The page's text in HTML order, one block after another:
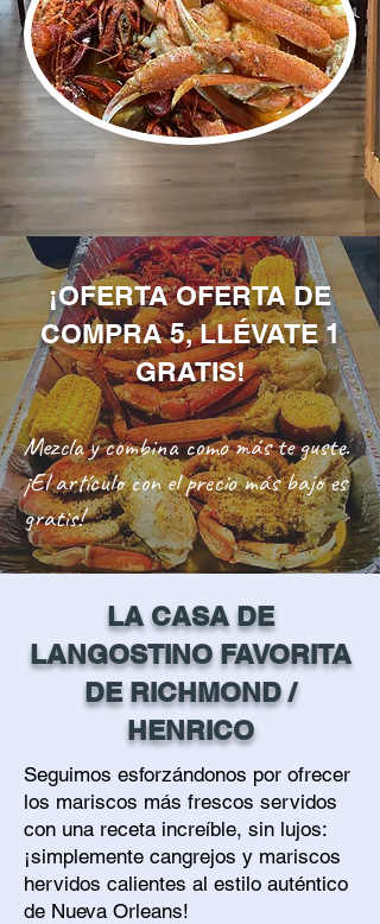
¡OFERTA OFERTA DE
COMPRA 5, LLÉVATE 1
GRATIS!
Mezcla y combina como más te guste.
¡El artículo con el precio más bajo es
gratis!
LA CASA DE
LANGOSTINO FAVORITA
DE RICHMOND /
HENRICO
Seguimos esforzándonos por ofrecer
los mariscos más frescos servidos
con una receta increíble, sin lujos:
¡simplemente cangrejos y mariscos
hervidos calientes al estilo auténtico
de Nueva Orleans!